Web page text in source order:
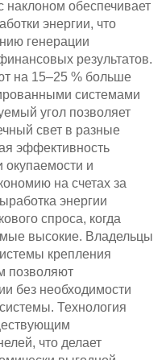
наклоном обеспечивает
энергии, что
генерации
результатов.
на 15–25 % больше
системами
угол позволяет
свет в разные
эффективность
окупаемости и
на счетах за
энергии
спроса, когда
высокие. Владельцы
крепления
позволяют
без необходимости
Технология
что делает